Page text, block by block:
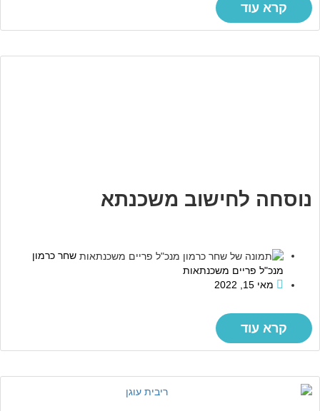
קרא עוד
נוסחה לחישוב משכנתא
שחר כרמון
מנכ"ל פריים משכנתאות
מאי 15, 2022
קרא עוד